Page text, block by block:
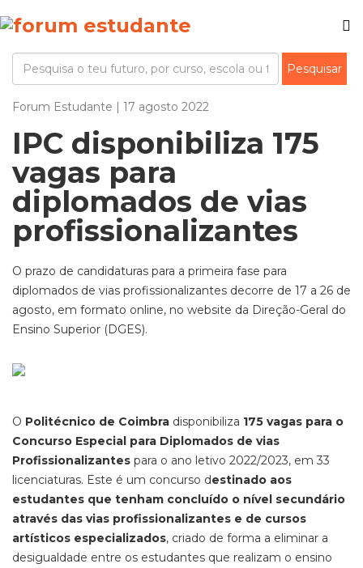
Forum Estudante | 17 agosto 2022
IPC disponibiliza 175
vagas para
diplomados de vias
profissionalizantes
O prazo de candidaturas para a primeira fase para
diplomados de vias profissionalizantes decorre de 17 a 26 de
agosto, em formato online, no website da Direção-Geral do
Ensino Superior (DGES).
O Politécnico de Coimbra disponibiliza 175 vagas para o
Concurso Especial para Diplomados de vias
Profissionalizantes para o ano letivo 2022/2023, em 33
licenciaturas. Este é um concurso destinado aos
estudantes que tenham concluído o nível secundário
através das vias profissionalizantes e de cursos
artísticos especializados, criado de forma a eliminar a
desigualdade entre os estudantes que realizam o ensino